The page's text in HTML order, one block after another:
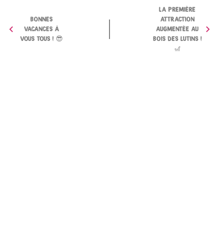
chevron_left
BONNES
VACANCES À
VOUS TOUS ! 😎
LA PREMIÈRE
ATTRACTION
AUGMENTÉE AU
BOIS DES LUTINS !
🎢
chevron_right